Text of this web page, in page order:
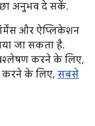
अनुभव दे सकें.
और ऐप्लिकेशन
जा सकता है.
करने के लिए,
करने के लिए, सबसे